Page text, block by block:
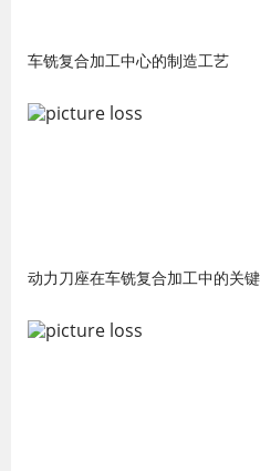
车铣复合加工中心的制造工艺
动力刀座在车铣复合加工中的关